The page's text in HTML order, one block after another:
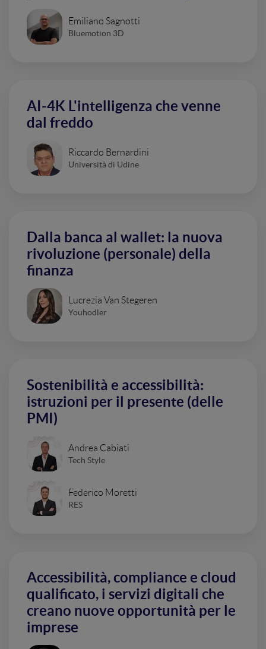
Emiliano Sagnotti
Bluemotion 3D
AI-4K L'intelligenza che venne
dal freddo
Riccardo Bernardini
Università di Udine
Dalla banca al wallet: la nuova
rivoluzione (personale) della
finanza
Lucrezia Van Stegeren
Youhodler
Sostenibilità e accessibilità:
istruzioni per il presente (delle
PMI)
Andrea Cabiati
Tech Style
Federico Moretti
RES
Accessibilità, compliance e cloud
qualificato, i servizi digitali che
creano nuove opportunità per le
imprese